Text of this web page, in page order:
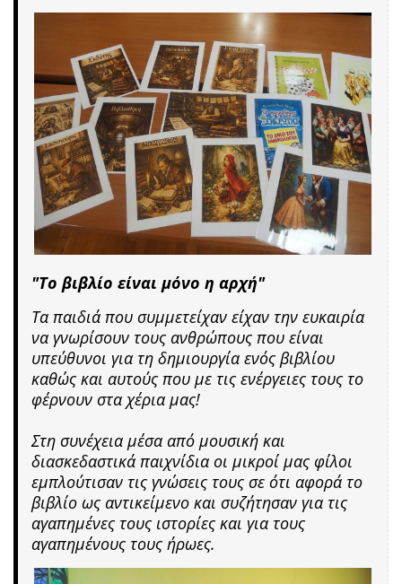
"Το βιβλίο είναι μόνο η αρχή"
Τα παιδιά που συμμετείχαν είχαν την ευκαιρία
να γνωρίσουν τους ανθρώπους που είναι
υπεύθυνοι για τη δημιουργία ενός βιβλίου
καθώς και αυτούς που με τις ενέργειες τους το
φέρνουν στα χέρια μας!
Στη συνέχεια μέσα από μουσική και
διασκεδαστικά παιχνίδια οι μικροί μας φίλοι
εμπλούτισαν τις γνώσεις τους σε ότι αφορά το
βιβλίο ως αντικείμενο και συζήτησαν για τις
αγαπημένες τους ιστορίες και για τους
αγαπημένους τους ήρωες.